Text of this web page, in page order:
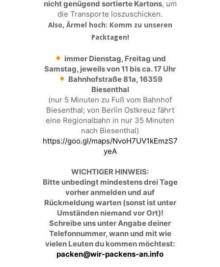
nicht genügend sortierte Kartons, um
die Transporte loszuschicken.
Also, Ärmel hoch: Komm zu unseren
Packtagen!
immer Dienstag, Freitag und
Samstag, jeweils von 11 bis ca. 17 Uhr
Bahnhofstraße 81a, 16359
Biesenthal
(nur 5 Minuten zu Fuß vom Bahnhof
Biesenthal; von Berlin Ostkreuz fährt
eine Regionalbahn in nur 35 Minuten
nach Biesenthal)
https://goo.gl/maps/NvoH7UV1kEmzS7
yeA
WICHTIGER HINWEIS:
Bitte unbedingt mindestens drei Tage
vorher anmelden und auf
Rückmeldung warten (sonst ist unter
Umständen niemand vor Ort)!
Schreibe uns unter Angabe deiner
Telefonnummer, wann und mit wie
vielen Leuten du kommen möchtest:
packen@wir-packens-an.info